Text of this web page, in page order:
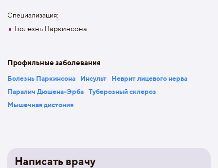
Написать врачу
Специализация:
Болезнь Паркинсона
Профильные заболевания
Болезнь Паркинсона Инсульт
Неврит лицевого нерва
Паралич Дюшена-Эрба Туберозный склероз
Мышечная дистония